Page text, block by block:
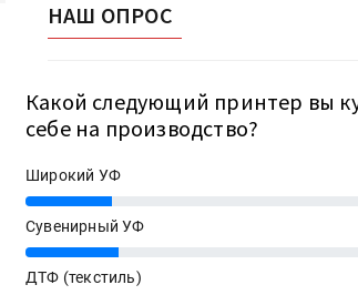
НАШ ОПРОС
Какой следующий принтер вы
себе на производство?
Широкий УФ
25%
Сувенирный УФ
27%
ДТФ (текстиль)